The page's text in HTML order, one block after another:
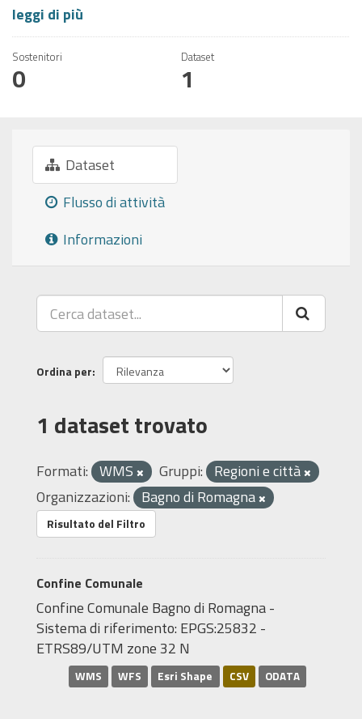
leggi di più
Sostenitori
0
Dataset
1
Dataset
Flusso di attività
Informazioni
Ordina per
1 dataset trovato
Formati: WMS Gruppi: Regioni e città
Organizzazioni: Bagno di Romagna
Risultato del Filtro
Confine Comunale
Confine Comunale Bagno di Romagna -
Sistema di riferimento: EPGS:25832 -
ETRS89/UTM zone 32 N
WMS WFS Esri Shape CSV ODATA